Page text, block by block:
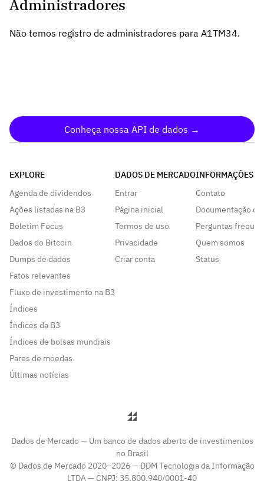
Administradores
Não temos registro de administradores para A1TM34.
Conheça nossa API de dados →
EXPLORE
Agenda de dividendos
Ações listadas na B3
Boletim Focus
Dados do Bitcoin
Dumps de dados
Fatos relevantes
Fluxo de investimento na B3
Índices
Índices da B3
Índices de bolsas mundiais
Pares de moedas
Últimas notícias
DADOS DE MERCADO
Entrar
Página inicial
Termos de uso
Privacidade
Criar conta
INFORMAÇÕES
Contato
Documentação da
Perguntas
Quem somos
Status
Dados de Mercado — Um banco de dados aberto de investimentos
no Brasil
© Dados de Mercado 2020–2026 — DDM Tecnologia da Informação
LTDA — CNPJ: 35.800.940/0001-40